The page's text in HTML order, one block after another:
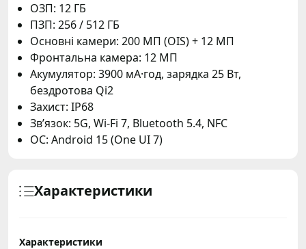
ОЗП: 12 ГБ
ПЗП: 256 / 512 ГБ
Основні камери: 200 МП (OIS) + 12 МП
Фронтальна камера: 12 МП
Акумулятор: 3900 мА·год, зарядка 25 Вт,
бездротова Qi2
Захист: IP68
Зв’язок: 5G, Wi-Fi 7, Bluetooth 5.4, NFC
ОС: Android 15 (One UI 7)
Характеристики
Характеристики